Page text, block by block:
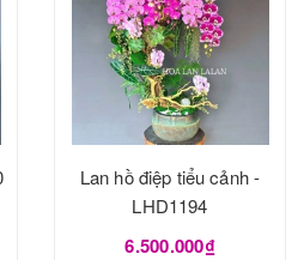
Lan hồ điệp tiểu cảnh -
LHD1194
6.500.000₫